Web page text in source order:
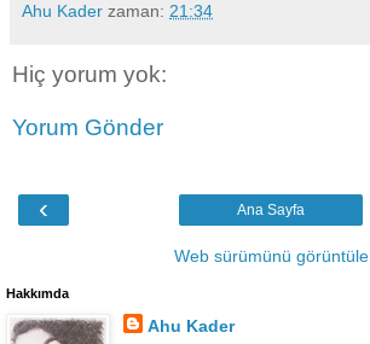
Ahu Kader zaman: 21:34
Hiç yorum yok:
Yorum Gönder
‹ Ana Sayfa
Web sürümünü görüntüle
Hakkımda
Ahu Kader